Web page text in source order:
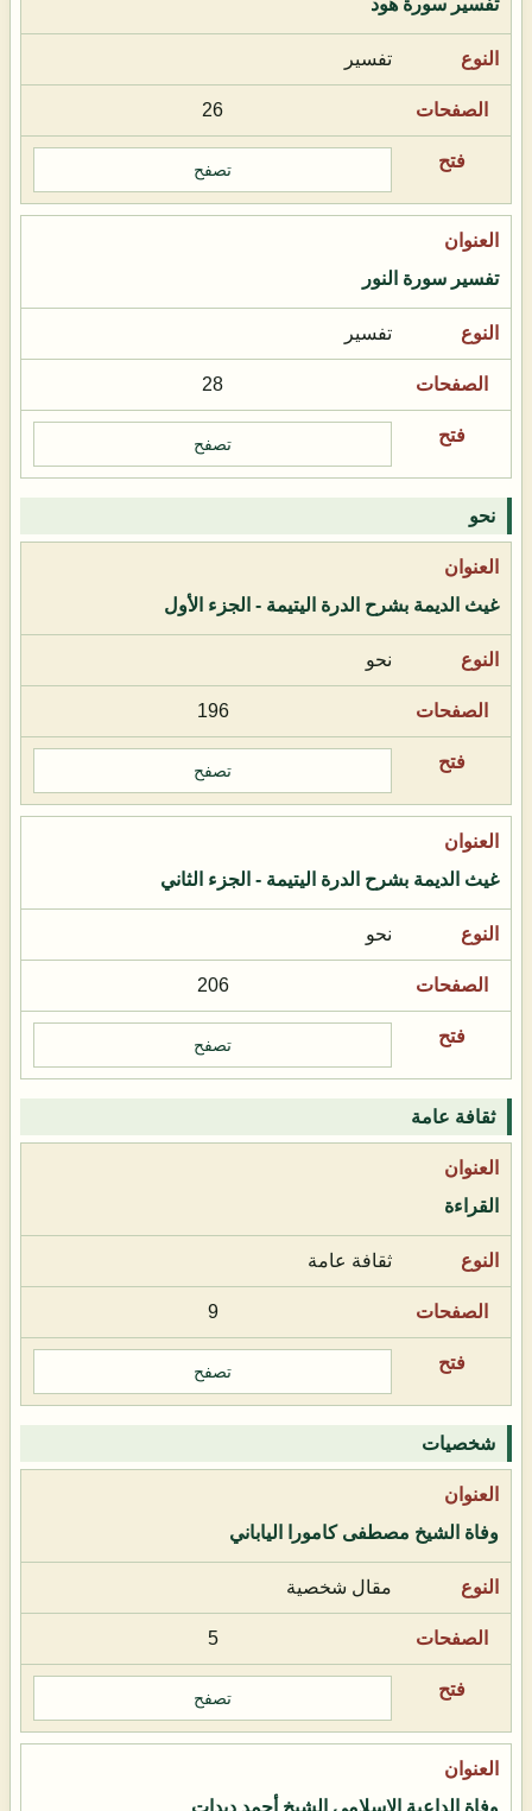
تفسير
26
تصفح
تفسير سورة النور
تفسير
28
تصفح
نحو
غيث الديمة بشرح الدرة اليتيمة - الجزء الأول
نحو
196
تصفح
غيث الديمة بشرح الدرة اليتيمة - الجزء الثاني
نحو
206
تصفح
ثقافة عامة
القراءة
ثقافة عامة
9
تصفح
شخصيات
وفاة الشيخ مصطفى كامورا الياباني
مقال شخصية
5
تصفح
وفاة الداعية الإسلامي الشيخ أحمد ديدات